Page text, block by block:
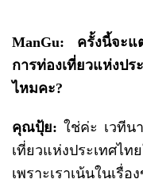
ManGu: ครั้งนี้จะแ
การท่องเที่ยวแห่งป
ไหมคะ?
คุณปุ้ย: ใช่ค่ะ เวทีน
เที่ยวแห่งประเทศไท
เพราะเราเน้นในเรื่อ